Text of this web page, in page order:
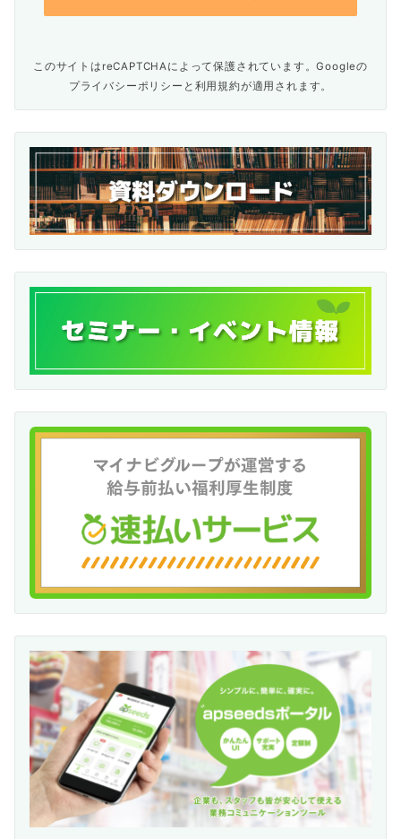
このサイトはreCAPTCHAによって保護されています。Googleの
プライバシーポリシー と 利用規約が適用されます。